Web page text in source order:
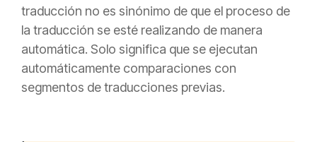
traducción no es sinónimo de que el proceso de
la traducción se esté realizando de manera
automática. Solo significa que se ejecutan
automáticamente comparaciones con
segmentos de traducciones previas.